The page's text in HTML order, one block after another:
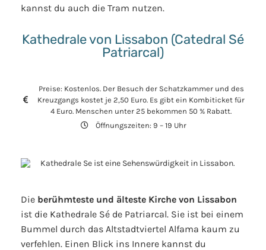
kannst du auch die Tram nutzen.
Kathedrale von Lissabon (Catedral Sé
Patriarcal)
Preise: Kostenlos. Der Besuch der Schatzkammer und des
Kreuzgangs kostet je 2,50 Euro. Es gibt ein Kombiticket für
4 Euro. Menschen unter 25 bekommen 50 % Rabatt.
Öffnungszeiten: 9 – 19 Uhr
Die berühmteste und älteste Kirche von Lissabon
ist die Kathedrale Sé de Patriarcal. Sie ist bei einem
Bummel durch das Altstadtviertel Alfama kaum zu
verfehlen. Einen Blick ins Innere kannst du